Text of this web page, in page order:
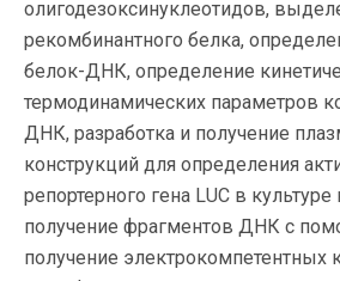
олигодезоксинуклеотидов,
рекомбинантного белка,
белок-ДНК, определение
термодинамических параметров
ДНК, разработка и получение
конструкций для определения
репортерного гена LUC в
получение фрагментов ДНК с
получение электрокомпетентных